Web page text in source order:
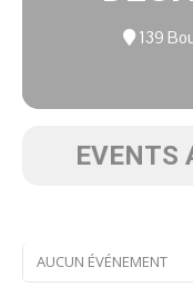
139
EVENTS
AUCUN ÉVÉNEMENT